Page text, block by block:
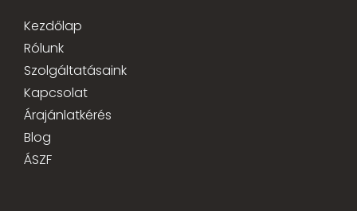
Kezdőlap
Rólunk
Szolgáltatásaink
Kapcsolat
Árajánlatkérés
Blog
ÁSZF